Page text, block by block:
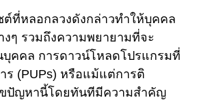
ต์ที่หลอกลวงดังกล่าวทำให้บุคคล
ๆ รวมถึงความพยายามที่จะ
คคล การดาวน์โหลดโปรแกรมที่
ร (PUPs) หรือแม้แต่การติ
ปัญหานี้โดยทันทีมีความสำคัญ